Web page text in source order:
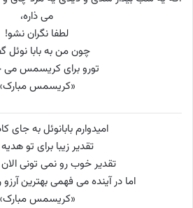
می ذاره،
لطفا نگران نشو!
چون من به بابا نوئل
تورو برای کریسمس می
«کریسمس
امیدوارم بابانوئل به جای
تقدیر زیبا برای تو هدیه
تقدیر خوب رو نمی تونی
اما در آینده می فهمی بهترین
«کریسمس